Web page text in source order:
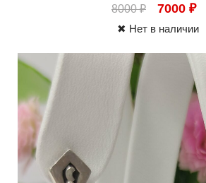
8000₽ 7000 ₽
✖ Нет в наличии